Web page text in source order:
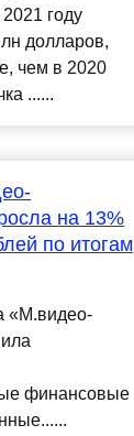
году
долларов,
чем в 2020
......
на 13%
по итогам
«М.видео-
финансовые